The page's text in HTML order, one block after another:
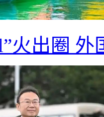
火出圈